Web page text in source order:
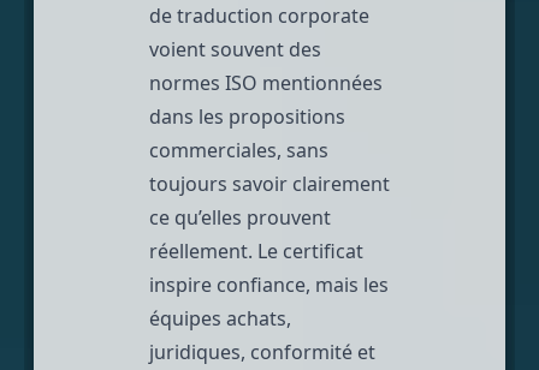
de traduction corporate
voient souvent des
normes ISO mentionnées
dans les propositions
commerciales, sans
toujours savoir clairement
ce qu’elles prouvent
réellement. Le certificat
inspire confiance, mais les
équipes achats,
juridiques, conformité et